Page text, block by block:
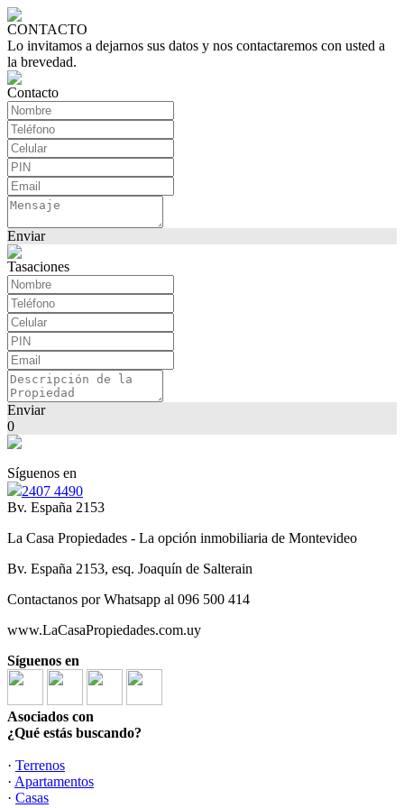
CONTACTO
Lo invitamos a dejarnos sus datos y nos contactaremos con usted a
la brevedad.
Contacto
Enviar
Tasaciones
Enviar
0
Síguenos en
2407 4490
Bv. España 2153
La Casa Propiedades - La opción inmobiliaria de Montevideo
Bv. España 2153, esq. Joaquín de Salterain
Contactanos por Whatsapp al 096 500 414
www.LaCasaPropiedades.com.uy
Síguenos en
Asociados con
¿Qué estás buscando?
· Terrenos
· Apartamentos
· Casas